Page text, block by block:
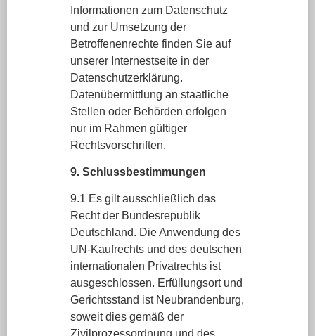
Informationen zum Datenschutz
und zur Umsetzung der
Betroffenenrechte finden Sie auf
unserer Internestseite in der
Datenschutzerklärung.
Datenübermittlung an staatliche
Stellen oder Behörden erfolgen
nur im Rahmen gültiger
Rechtsvorschriften.
9. Schlussbestimmungen
9.1 Es gilt ausschließlich das
Recht der Bundesrepublik
Deutschland. Die Anwendung des
UN-Kaufrechts und des deutschen
internationalen Privatrechts ist
ausgeschlossen. Erfüllungsort und
Gerichtsstand ist Neubrandenburg,
soweit dies gemäß der